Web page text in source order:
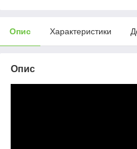
Опис Характеристики
Опис